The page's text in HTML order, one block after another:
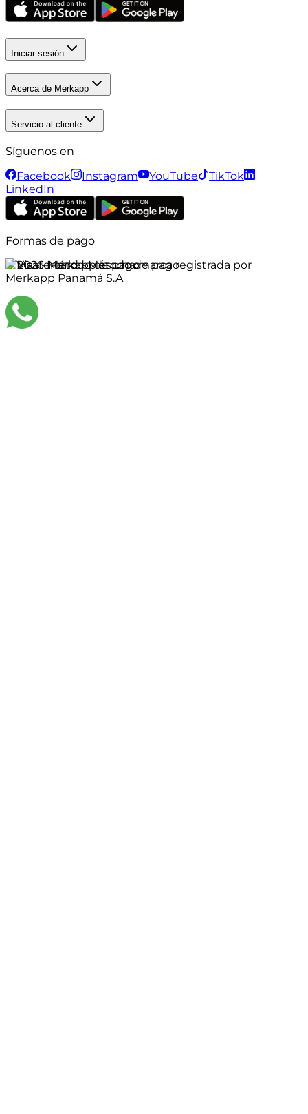
Iniciar sesión
Acerca de Merkapp
Servicio al cliente
Síguenos en
Facebook
Instagram YouTube
TikTok
LinkedIn
Formas de pago
©2026Merkapp es una marca registrada por
Merkapp Panamá S.A